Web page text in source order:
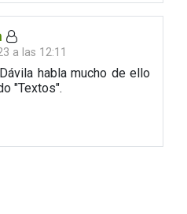
a las 12:11
habla mucho de ello
"Textos".